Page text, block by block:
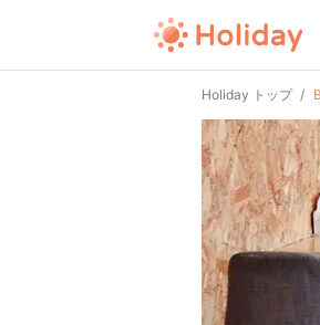
Holiday トップ